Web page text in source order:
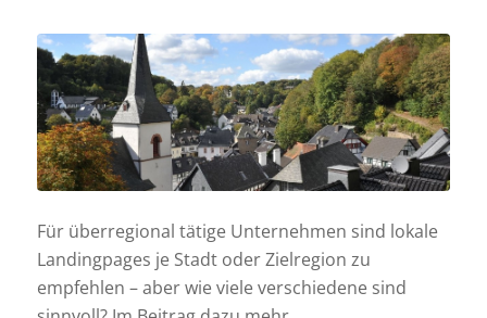
Für überregional tätige Unternehmen sind lokale
Landingpages je Stadt oder Zielregion zu
empfehlen – aber wie viele verschiedene sind